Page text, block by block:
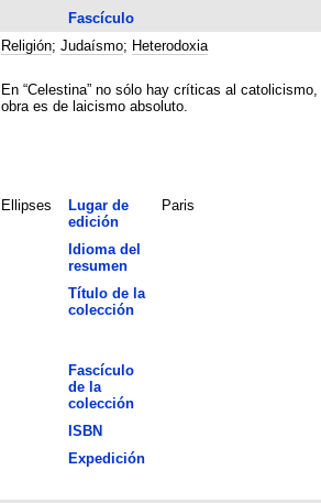
Fascículo
Religión; Judaísmo; Heterodoxia
En “Celestina” no sólo hay críticas al
obra es de laicismo absoluto.
Ellipses
Lugar de
edición
Paris
Idioma del
resumen
Título de la
colección
Fascículo
de la
colección
ISBN
Expedición